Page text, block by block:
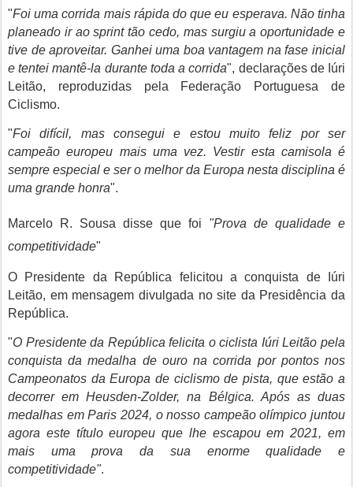
"Foi uma corrida mais rápida do que eu esperava. Não tinha
planeado ir ao sprint tão cedo, mas surgiu a oportunidade e
tive de aproveitar. Ganhei uma boa vantagem na fase inicial
e tentei mantê-la durante toda a corrida", declarações de Iúri
Leitão, reproduzidas pela Federação Portuguesa de
Ciclismo.
"Foi difícil, mas consegui e estou muito feliz por ser
campeão europeu mais uma vez. Vestir esta camisola é
sempre especial e ser o melhor da Europa nesta disciplina é
uma grande honra".
Marcelo R. Sousa disse que foi "Prova de qualidade e
competitividade"
O Presidente da República felicitou a conquista de Iúri
Leitão, em mensagem divulgada no site da Presidência da
República.
"O Presidente da República felicita o ciclista Iúri Leitão pela
conquista da medalha de ouro na corrida por pontos nos
Campeonatos da Europa de ciclismo de pista, que estão a
decorrer em Heusden-Zolder, na Bélgica. Após as duas
medalhas em Paris 2024, o nosso campeão olímpico juntou
agora este título europeu que lhe escapou em 2021, em
mais uma prova da sua enorme qualidade e
competitividade".